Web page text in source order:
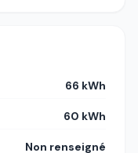
66 kWh
60 kWh
Non renseigné